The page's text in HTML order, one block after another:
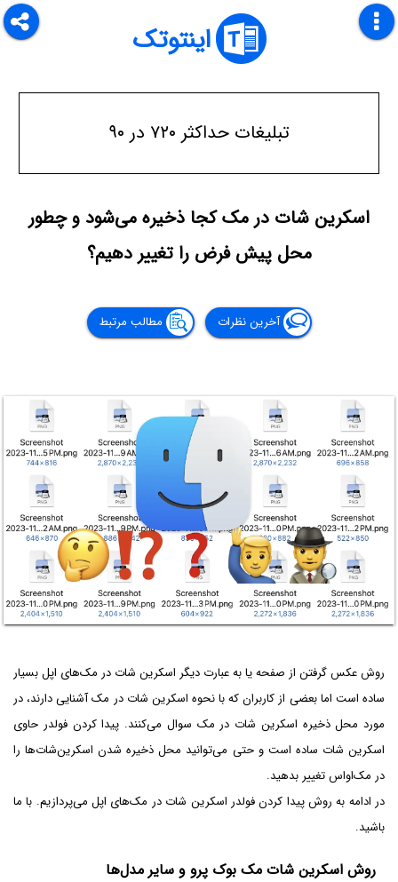
اینتوتک
تبلیغات حداکثر ۷۲۰ در ۹۰
اسکرین شات در مک کجا ذخیره می‌شود و چطور
محل پیش فرض را تغییر دهیم؟
آخرین نظرات مطالب مرتبط
روش عکس گرفتن از صفحه یا به عبارت دیگر اسکرین شات در مک‌های اپل بسیار
ساده است اما بعضی از کاربران که با نحوه اسکرین شات در مک آشنایی دارند، در
مورد محل ذخیره اسکرین شات در مک سوال می‌کنند. پیدا کردن فولدر حاوی
اسکرین شات ساده است و حتی می‌توانید محل ذخیره شدن اسکرین‌شات‌ها را
در مک‌اواس تغییر بدهید.
در ادامه به روش پیدا کردن فولدر اسکرین شات در مک‌های اپل می‌پردازیم. با ما
باشید.
روش اسکرین شات مک بوک پرو و سایر مدل‌ها